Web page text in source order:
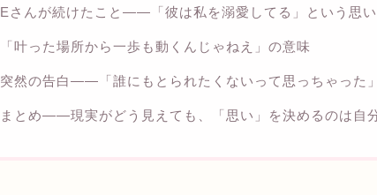
Eさんが続けたこと——「彼は私を溺愛してる」という思い
「叶った場所から一歩も動くんじゃねえ」の意味
突然の告白——「誰にもとられたくないって思っちゃった」
まとめ——現実がどう見えても、「思い」を決めるのは自